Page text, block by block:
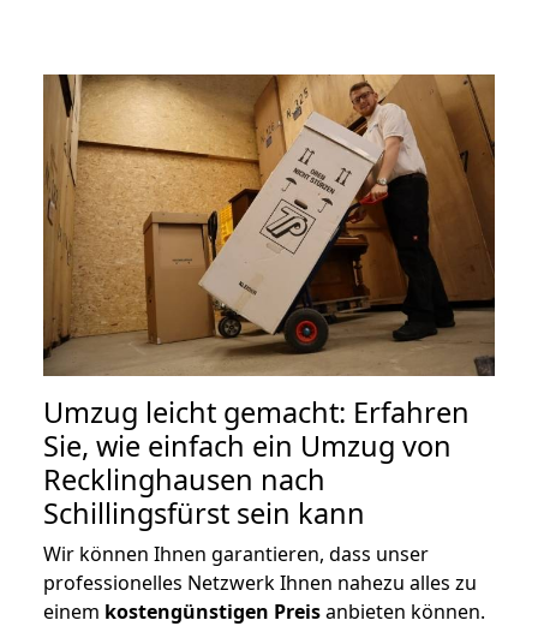
Umzug leicht gemacht: Erfahren
Sie, wie einfach ein Umzug von
Recklinghausen nach
Schillingsfürst sein kann
Wir können Ihnen garantieren, dass unser
professionelles Netzwerk Ihnen nahezu alles zu
einem kostengünstigen Preisanbieten können.